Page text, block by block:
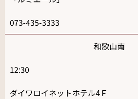
073-435-3333
和歌山南
12:30
ダイワロイネットホテル4Ｆ